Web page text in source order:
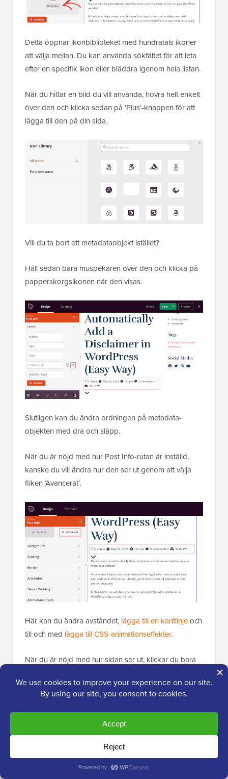
Detta öppnar ikonbiblioteket med hundratals ikoner
att välja mellan. Du kan använda sökfältet för att leta
efter en specifik ikon eller bläddra igenom hela listan.
När du hittar en bild du vill använda, hovra helt enkelt
över den och klicka sedan på 'Plus'-knappen för att
lägga till den på din sida.
Vill du ta bort ett metadataobjekt istället?
Håll sedan bara muspekaren över den och klicka på
papperskorgsikonen när den visas.
Slutligen kan du ändra ordningen på metadata-
objekten med dra och släpp.
När du är nöjd med hur Post Info-rutan är inställd,
kanske du vill ändra hur den ser ut genom att välja
fliken ‘Avancerat’.
Här kan du ändra avståndet, lägga till en kantlinjeoch
till och med lägga till CSS-animationseffekter.
När du är nöjd med hur sidan ser ut, klickar du bara
göra den live.